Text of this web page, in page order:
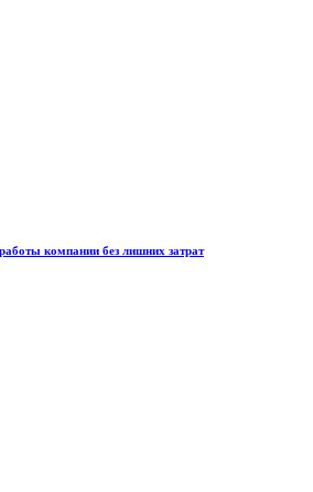
компании без лишних затрат